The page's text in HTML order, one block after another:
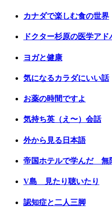
カナダで楽しむ食の世界
ドクター杉原の医学アド
ヨガと健康
気になるカラダにいい話
お薬の時間ですよ
気持ち英（え〜）会話
外から見る日本語
帝国ホテルで学んだ 無
V島 見たり聴いたり
認知症と二人三脚